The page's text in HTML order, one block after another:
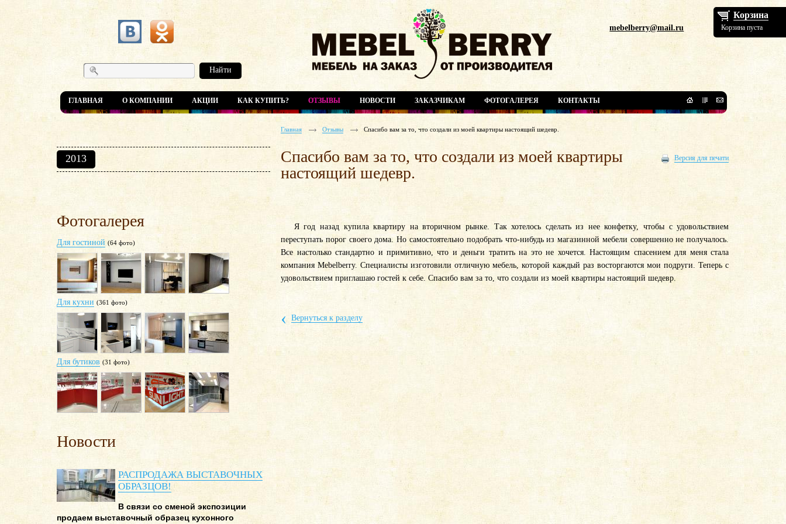
Найти
mebelberry@mail.ru
ГЛАВНАЯ О КОМПАНИИ АКЦИИ КАК КУПИТЬ? ОТЗЫВЫ НОВОСТИ ЗАКАЗЧИКАМ ФОТОГАЛЕРЕЯ КОНТАКТЫ
Корзина
Корзина пуста
2013
Фотогалерея
Для гостиной (64 фото)
Для кухни (361 фото)
Для бутиков (31 фото)
Новости
РАСПРОДАЖА ВЫСТАВОЧНЫХ
ОБРАЗЦОВ!
В связи со сменой экспозиции
продаем выставочный образец кухонного
Главная Отзывы Спасибо вам за то, что создали из моей квартиры настоящий шедевр.
Спасибо вам за то, что создали из моей квартиры
настоящий шедевр.
Версия для печати
Я год назад купила квартиру на вторичном рынке. Так хотелось сделать из нее конфетку, чтобы с удовольствием
переступать порог своего дома. Но самостоятельно подобрать что-нибудь из магазинной мебели совершенно не получалось.
Все настолько стандартно и примитивно, что и деньги тратить на это не хочется. Настоящим спасением для меня стала
компания Mebelberry. Специалисты изготовили отличную мебель, которой каждый раз восторгаются мои подруги. Теперь с
удовольствием приглашаю гостей к себе. Спасибо вам за то, что создали из моей квартиры настоящий шедевр.
‹ Вернуться к разделу